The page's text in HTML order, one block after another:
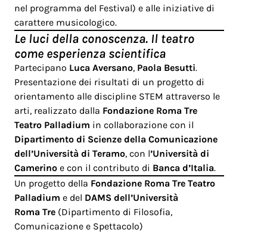
nel programma del Festival) e alle iniziative di
carattere musicologico.
Le luci della conoscenza. Il teatro
come esperienza scientifica
Partecipano Luca Aversano, Paola Besutti.
Presentazione dei risultati di un progetto di
orientamento alle discipline STEM attraverso le
arti, realizzato dalla Fondazione Roma Tre
Teatro Palladium in collaborazione con il
Dipartimento di Scienze della Comunicazione
dell’Università di Teramo, con l’Università di
Camerino e con il contributo di Banca d’Italia.
Un progetto della Fondazione Roma Tre Teatro
Palladium e del DAMS dell’Università
Roma Tre (Dipartimento di Filosofia,
Comunicazione e Spettacolo)